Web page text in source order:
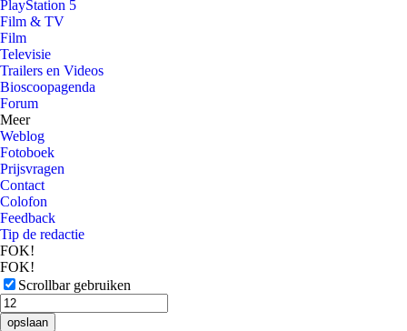
PlayStation 5
Film & TV
Film
Televisie
Trailers en Videos
Bioscoopagenda
Forum
Meer
Weblog
Fotoboek
Prijsvragen
Contact
Colofon
Feedback
Tip de redactie
FOK!
FOK!
Scrollbar gebruiken
opslaan